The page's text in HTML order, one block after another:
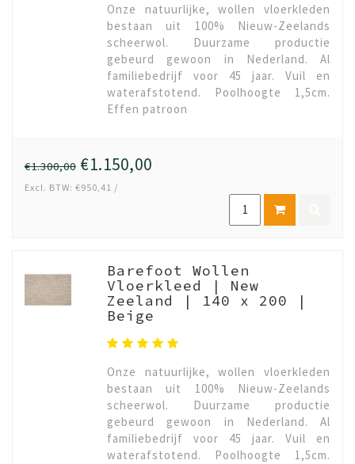
Onze natuurlijke, wollen vloerkleden
bestaan uit 100% Nieuw-Zeelands
scheerwol. Duurzame productie
gebeurd gewoon in Nederland. Al
familiebedrijf voor 45 jaar. Vuil en
waterafstotend. Poolhoogte 1,5cm.
Effen patroon
€1.300,00 €1.150,00
Excl. BTW: €950,41 /
Barefoot Wollen
Vloerkleed | New
Zeeland | 140 x 200 |
Beige
Onze natuurlijke, wollen vloerkleden
bestaan uit 100% Nieuw-Zeelands
scheerwol. Duurzame productie
gebeurd gewoon in Nederland. Al
familiebedrijf voor 45 jaar. Vuil en
waterafstotend. Poolhoogte 1,5cm.